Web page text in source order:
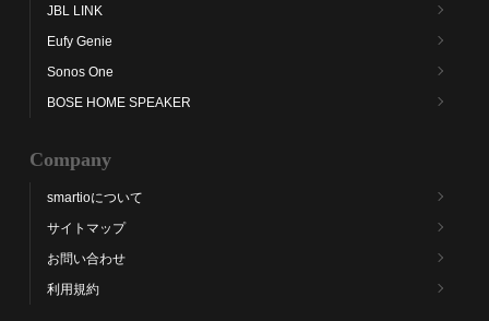
JBL LINK
Eufy Genie
Sonos One
BOSE HOME SPEAKER
Company
smartioについて
サイトマップ
お問い合わせ
利用規約